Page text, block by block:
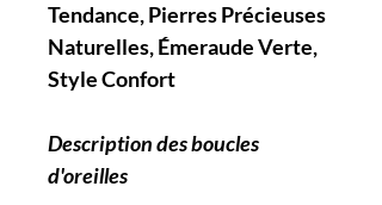
Tendance, Pierres Précieuses
Naturelles, Émeraude Verte,
Style Confort
Description des boucles
d'oreilles